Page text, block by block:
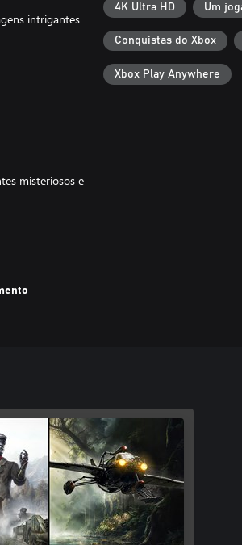
intrigantes
misteriosos e
numa
do passado
4K Ultra HD Um
Conquistas do Xbox
Xbox Play Anywhere